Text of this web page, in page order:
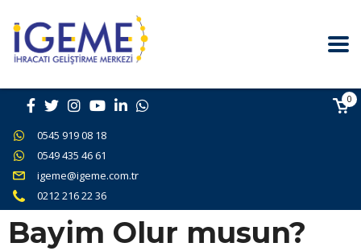
0545 919 08 18
0549 435 46 61
igeme@igeme.com.tr
0212 216 22 36
0
Bayim Olur musun?